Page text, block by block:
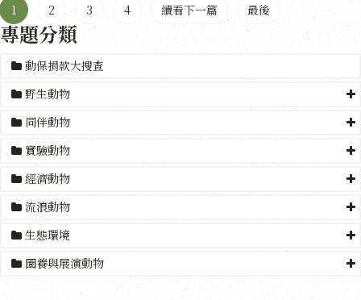
1 2 3 4 續看下一篇 最後
專題分類
動保捐款大搜查
野生動物
同伴動物
實驗動物
經濟動物
流浪動物
生態環境
圈養與展演動物